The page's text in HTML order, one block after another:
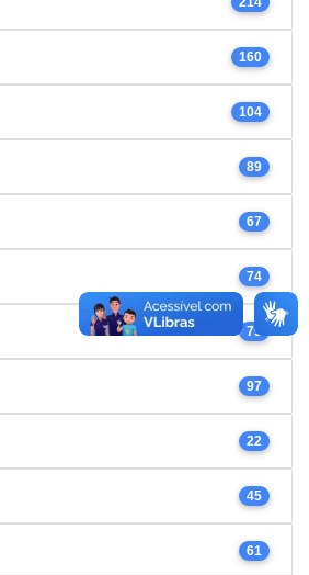
160
104
89
67
74
75
97
22
45
61